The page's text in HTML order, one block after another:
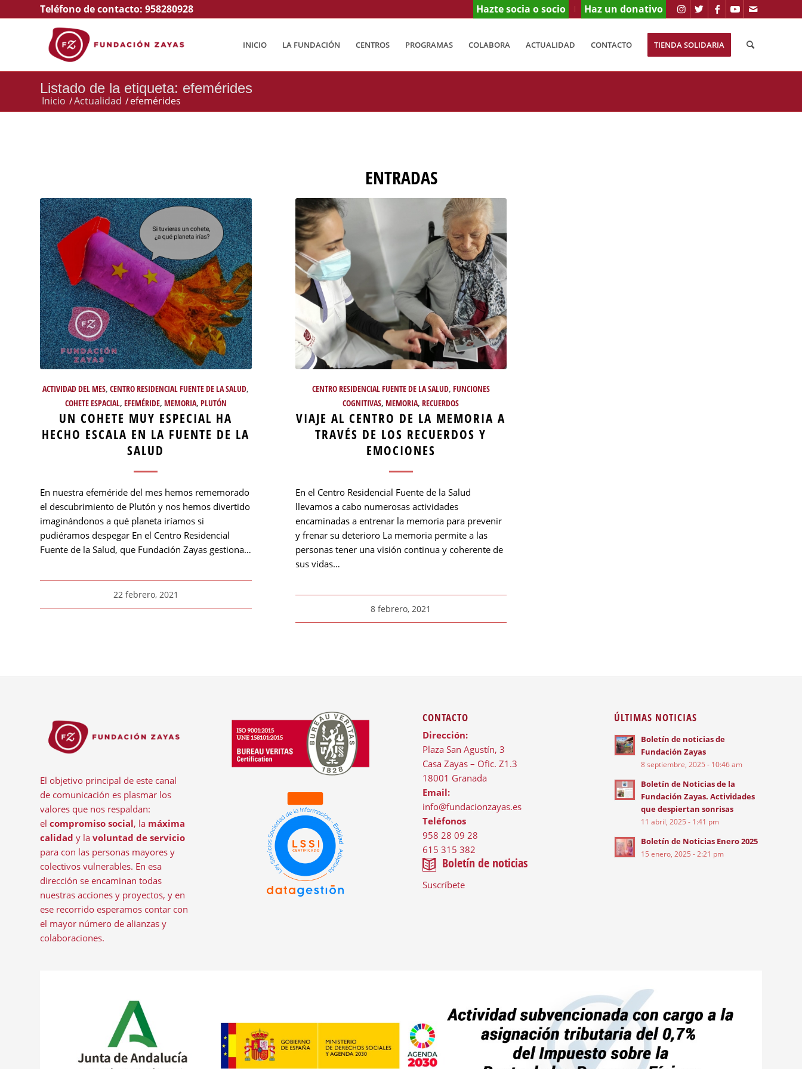
Hazte socia o socio Haz un donativo
Teléfono de contacto: 958280928
INICIO LA FUNDACIÓN CENTROS PROGRAMAS COLABORA ACTUALIDAD CONTACTO TIENDA SOLIDARIA
Listado de la etiqueta: efemérides
Inicio /Actualidad /efemérides
ENTRADAS
ACTIVIDAD DEL MES,CENTRO RESIDENCIAL FUENTE DE LA SALUD,
COHETE ESPACIAL, EFEMÉRIDE, MEMORIA, PLUTÓN
UN COHETE MUY ESPECIAL HA
HECHO ESCALA EN LA FUENTE DE LA
SALUD
En nuestra efeméride del mes hemos rememorado
el descubrimiento de Plutón y nos hemos divertido
imaginándonos a qué planeta iríamos si
pudiéramos despegar En el Centro Residencial
Fuente de la Salud, que Fundación Zayas gestiona…
22 febrero, 2021
CENTRO RESIDENCIAL FUENTE DE LA SALUD, FUNCIONES
COGNITIVAS,MEMORIA,RECUERDOS
VIAJE AL CENTRO DE LA MEMORIA A
TRAVÉS DE LOS RECUERDOS Y
EMOCIONES
En el Centro Residencial Fuente de la Salud
llevamos a cabo numerosas actividades
encaminadas a entrenar la memoria para prevenir
y frenar su deterioro La memoria permite a las
personas tener una visión continua y coherente de
sus vidas…
8 febrero, 2021
El objetivo principal de este canal
de comunicación es plasmar los
valores que nos respaldan:
el compromiso social, la máxima
calidad y la voluntad de servicio
para con las personas mayores y
colectivos vulnerables. En esa
dirección se encaminan todas
nuestras acciones y proyectos, y en
ese recorrido esperamos contar con
el mayor número de alianzas y
colaboraciones.
CONTACTO
Dirección:
Plaza San Agustín, 3
Casa Zayas – Ofic. Z1.3
18001 Granada
Email:
info@fundacionzayas.es
Teléfonos
958 28 09 28
615 315 382
Boletín de noticias
Suscríbete
ÚLTIMAS NOTICIAS
Boletín de noticias de
Fundación Zayas
8 septiembre, 2025 - 10:46 am
Boletín de Noticias de la
Fundación Zayas. Actividades
que despiertan sonrisas
11 abril, 2025 - 1:41 pm
Boletín de Noticias Enero 2025
15 enero, 2025 - 2:21 pm